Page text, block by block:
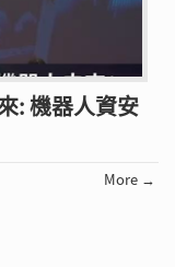
: 機器人資安
More →